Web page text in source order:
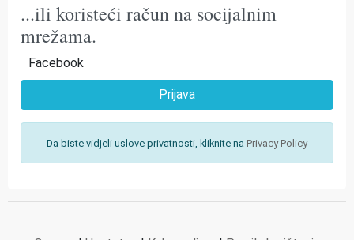
...ili koristeći račun na socijalnim
mrežama.
Facebook
Prijava
Da biste vidjeli uslove privatnosti, kliknite na Privacy Policy